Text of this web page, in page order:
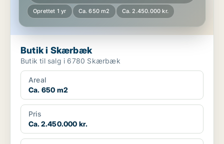
Oprettet 1 yr Ca. 650 m2 Ca. 2.450.000 kr.
Butik i Skærbæk
Butik til salg i 6780 Skærbæk
Areal
Ca. 650 m2
Pris
Ca. 2.450.000 kr.